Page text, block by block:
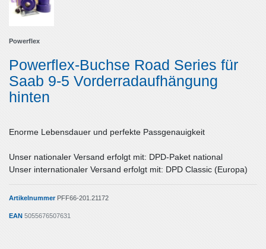
Powerflex
Powerflex-Buchse Road Series für
Saab 9-5 Vorderradaufhängung
hinten
Enorme Lebensdauer und perfekte Passgenauigkeit
Unser nationaler Versand erfolgt mit: DPD-Paket national
Unser internationaler Versand erfolgt mit: DPD Classic (Europa)
Artikelnummer PFF66-201.21172
EAN 5055676507631